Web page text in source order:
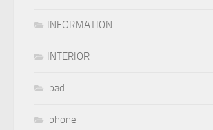
INFORMATION
INTERIOR
ipad
iphone